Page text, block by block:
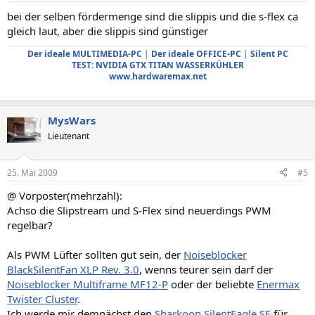
bei der selben fördermenge sind die slippis und die s-flex ca
gleich laut, aber die slippis sind günstiger
Der ideale MULTIMEDIA-PC | Der ideale OFFICE-PC | Silent PC
TEST: NVIDIA GTX TITAN WASSERKÜHLER
www.hardwaremax.net
MysWars
Lieutenant
25. Mai 2009 #5
@ Vorposter(mehrzahl):
Achso die Slipstream und S-Flex sind neuerdings PWM
regelbar?
Als PWM Lüfter sollten gut sein, der Noiseblocker
BlackSilentFan XLP Rev. 3.0, wenns teurer sein darf der
Noiseblocker Multiframe MF12-P oder der beliebte Enermax
Twister Cluster.